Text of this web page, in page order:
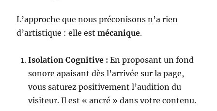
L’approche que nous préconisons n’a rien
d’artistique : elle estmécanique.
Isolation Cognitive : En proposant un fond
sonore apaisant dès l’arrivée sur la page,
vous saturez positivement l’audition du
visiteur. Il est « ancré » dans votre contenu.